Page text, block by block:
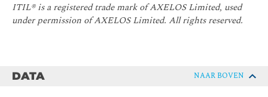
ITIL® is a registered trade mark of AXELOS Limited, used
under permission of AXELOS Limited. All rights reserved.
DATA NAAR BOVEN